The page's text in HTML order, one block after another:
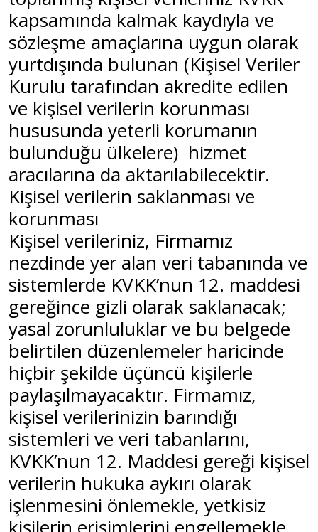
kapsamında kalmak kaydıyla ve
sözleşme amaçlarına uygun olarak
yurtdışında bulunan (Kişisel Veriler
Kurulu tarafından akredite edilen
ve kişisel verilerin korunması
hususunda yeterli korumanın
bulunduğu ülkelere) hizmet
aracılarına da aktarılabilecektir.
Kişisel verilerin saklanması ve
korunması
Kişisel verileriniz, Firmamız
nezdinde yer alan veri tabanında ve
sistemlerde KVKK’nun 12. maddesi
gereğince gizli olarak saklanacak;
yasal zorunluluklar ve bu belgede
belirtilen düzenlemeler haricinde
hiçbir şekilde üçüncü kişilerle
paylaşılmayacaktır. Firmamız,
kişisel verilerinizin barındığı
sistemleri ve veri tabanlarını,
KVKK’nun 12. Maddesi gereği kişisel
verilerin hukuka aykırı olarak
işlenmesini önlemekle, yetkisiz